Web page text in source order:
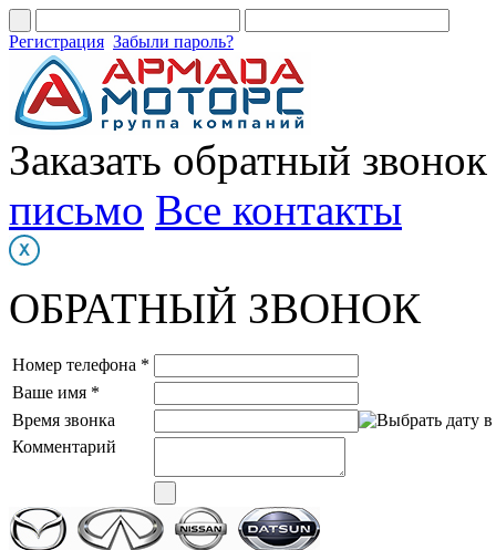
Регистрация Забыли пароль?
Заказать обратный звонок
письмо Все контакты
ОБРАТНЫЙ ЗВОНОК
Номер телефона *
Ваше имя *
Время звонка
Комментарий